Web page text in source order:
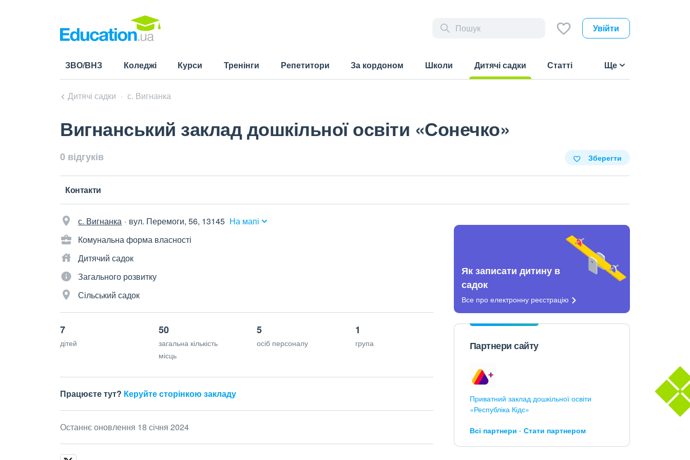
Увійти
ЗВО/ВНЗ Коледжі Курси Тренінги Репетитори За кордоном Школи
Дитячі садки
Статті Ще
Дитячі садки с. Вигнанка
Вигнанський заклад дошкільної освіти «Сонечко»
0 відгуків Зберегти
Контакти
с. Вигнанка вул. Перемоги, 56, 13145 На мапі
Комунальна форма власності
Дитячий садок
Загального розвитку
Сільський садок
7
дітей
50
загальна кількість
місць
5
осіб персоналу
1
група
Працюєте тут? Керуйте сторінкою закладу
Останнє оновлення 18 січня 2024
Як записати дитину в
садок
Все про електронну реєстрацію
Партнери сайту
Приватний заклад дошкільної освіти
«Республіка Кідс»
Всі партнери Стати партнером